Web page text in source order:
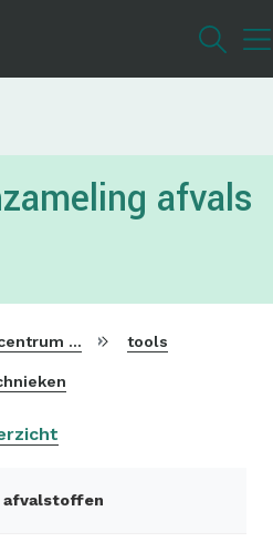
gaan
afvals
Technieken tools
afvalstoffen